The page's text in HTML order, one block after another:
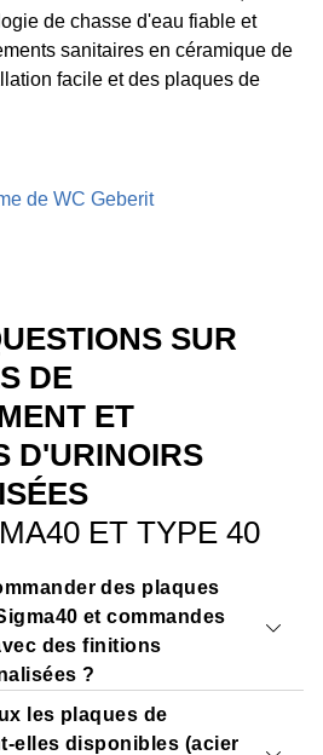
de chasse d'eau fiable et
sanitaires en céramique de
facile et des plaques de
de WC Geberit
SUR
DE
ET
D'URINOIRS
ET TYPE 40
des plaques
et commandes
des finitions
?
et nos commandes
les plaques de
elles disponibles (acier